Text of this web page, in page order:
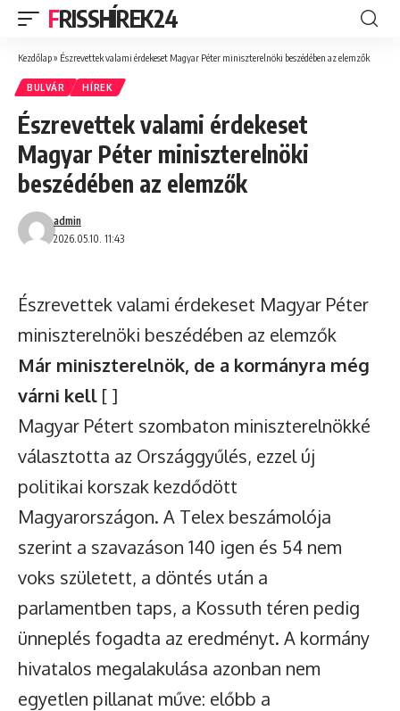
FRISSHÍREK24
Kezdőlap» Észrevettek valami érdekeset Magyar Péter miniszterelnöki beszédében az elemzők
BULVÁR HÍREK
Észrevettek valami érdekeset
Magyar Péter miniszterelnöki
beszédében az elemzők
2026.05.10. 11:43
admin
Észrevettek valami érdekeset Magyar Péter
miniszterelnöki beszédében az elemzők
Már miniszterelnök, de a kormányra még
várni kell [ ]
Magyar Pétert szombaton miniszterelnökké
választotta az Országgyűlés, ezzel új
politikai korszak kezdődött
Magyarországon. A Telex beszámolója
szerint a szavazáson 140 igen és 54 nem
voks született, a döntés után a
parlamentben taps, a Kossuth téren pedig
ünneplés fogadta az eredményt. A kormány
hivatalos megalakulása azonban nem
egyetlen pillanat műve: előbb a